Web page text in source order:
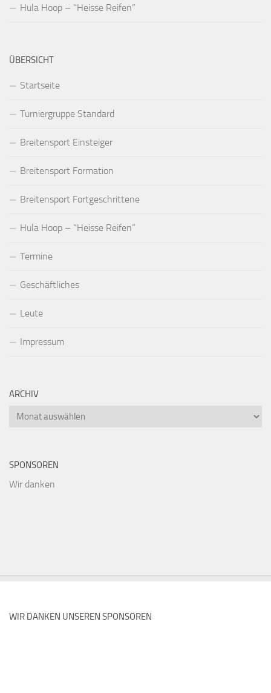
Hula Hoop – “Heisse Reifen”
ÜBERSICHT
Startseite
Turniergruppe Standard
Breitensport Einsteiger
Breitensport Formation
Breitensport Fortgeschrittene
Hula Hoop – “Heisse Reifen”
Termine
Geschäftliches
Leute
Impressum
ARCHIV
Archiv
SPONSOREN
Wir danken
WIR DANKEN UNSEREN SPONSOREN